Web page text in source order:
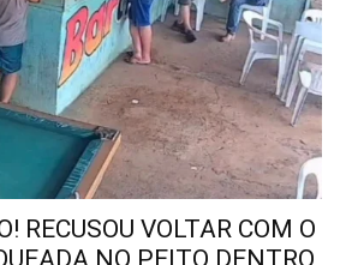
RECUSOU VOLTAR COM O
NO PEITO DENTRO